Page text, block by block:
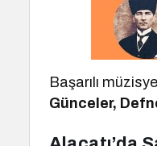
Başarılı
Günceler,